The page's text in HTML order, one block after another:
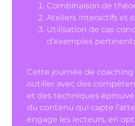
Combinaison de
Ateliers interactifs et
Utilisation de cas
d’exemples
Cette journée de coaching
outiller avec des
et des techniques
du contenu qui capte
engage les lecteurs, en